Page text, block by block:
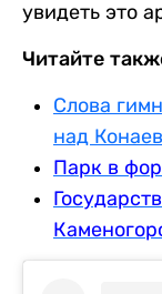
увидеть это
Читайте
Слова
над
Парк в